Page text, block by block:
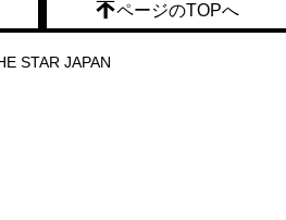
ページのTOPへ
STAR JAPAN